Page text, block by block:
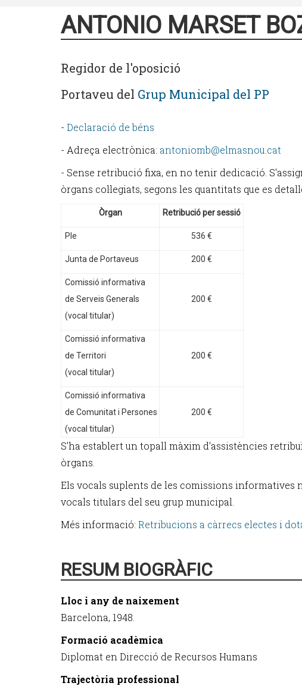
ANTONIO MARSET
Regidor de l'oposició
Portaveu del Grup Municipal del PP
- Declaració de béns
- Adreça electrònica: antoniomb@elmasnou.cat
- Sense retribució fixa, en no tenir dedicació.
òrgans col·legiats, segons les quantitats que es
Òrgan Retribució per sessió
Ple 536 €
Junta de Portaveus 200 €
Comissió informativa
de Serveis Generals
(vocal titular)
200 €
Comissió informativa
de Territori
(vocal titular)
200 €
Comissió informativa
de Comunitat i Persones
(vocal titular)
200 €
S'ha establert un topall màxim d'assistències
òrgans.
Els vocals suplents de les comissions informatives
vocals titulars del seu grup municipal.
Més informació: Retribucions a càrrecs electes i
RESUM BIOGRÀFIC
Lloc i any de naixement
Barcelona, 1948.
Formació acadèmica
Diplomat en Direcció de Recursos Humans
Trajectòria professional